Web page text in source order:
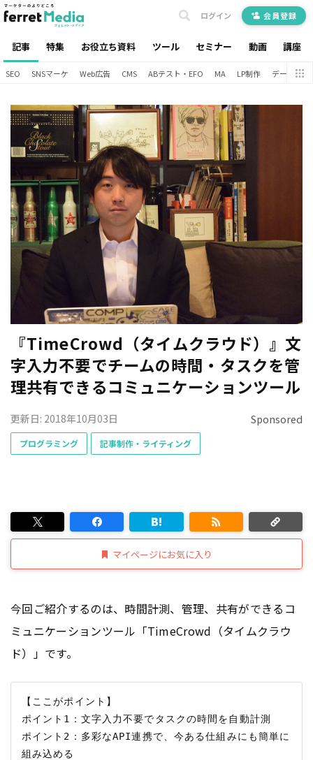
記事 特集 お役立ち資料 ツール セミナー 動画 講座
ログイン 会員登録
SEO SNSマーケ Web広告 CMS ABテスト・EFO MA LP制作 データ分析
『TimeCrowd（タイムクラウド）』文
字入力不要でチームの時間・タスクを管
理共有できるコミュニケーションツール
Sponsored
更新日: 2018年10月03日
プログラミング 記事制作・ライティング
マイページにお気に入り
今回ご紹介するのは、時間計測、管理、共有ができるコ
ミュニケーションツール「TimeCrowd（タイムクラウ
ド）」です。
【ここがポイント】
ポイント1：文字入力不要でタスクの時間を自動計測
ポイント2：多彩なAPI連携で、今ある仕組みにも簡単に
組み込める